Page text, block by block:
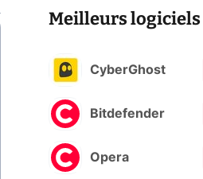
Meilleurs logiciels
CyberGhost
Bitdefender
Opera